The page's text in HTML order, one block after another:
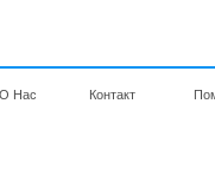
О Нас Контакт